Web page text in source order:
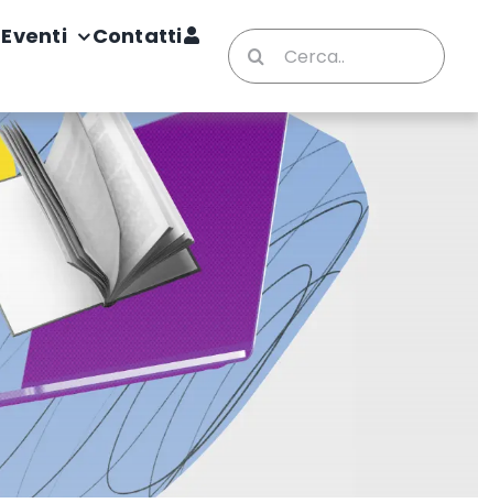
Eventi Contatti
Cerca
per: